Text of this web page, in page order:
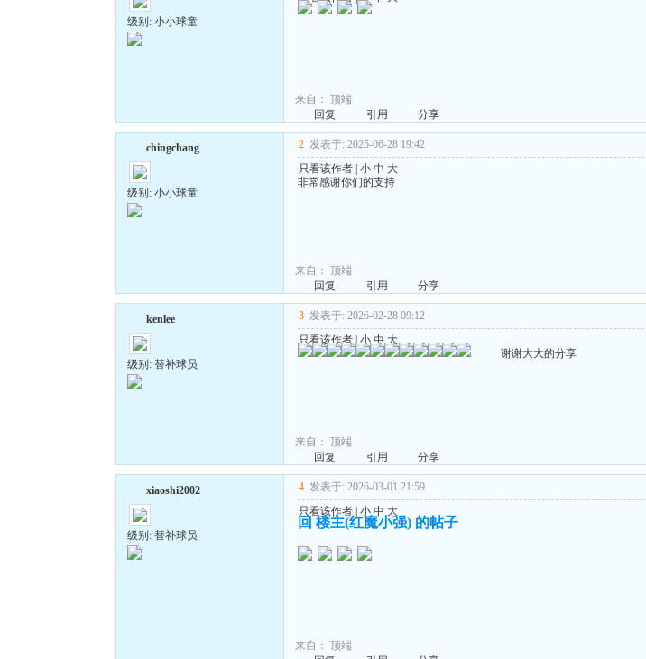
级别: 小小球童
来自： 顶端
回复
引用 分享
chingchang
级别: 小小球童
2 发表于: 2025-06-28 19:42
只看该作者| 小 中 大
非常感谢你们的支持
来自： 顶端
回复
引用 分享
kenlee
级别: 替补球员
3 发表于: 2026-02-28 09:12
只看该作者|小 中 大
谢谢大大的分享
来自： 顶端
回复
引用 分享
xiaoshi2002
级别: 替补球员
4 发表于: 2026-03-01 21:59
只看该作者| 小 中 大
回 楼主(红魔小强) 的帖子
来自： 顶端